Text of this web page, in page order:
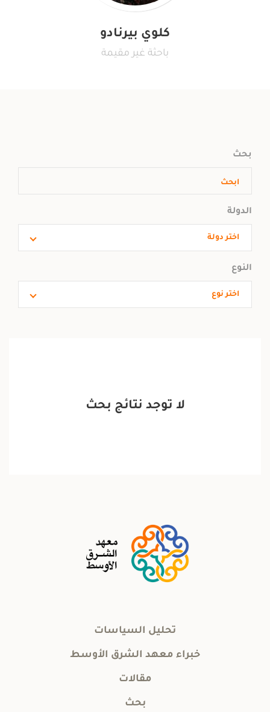
كلوي بيرنادو
باحثة غير مقيمة
بحث
الدولة
اختر دولة
النوع
اختر نوع
لا توجد نتائج بحث
تحليل السياسات
خبراء معهد الشرق الأوسط
مقالات
بحث